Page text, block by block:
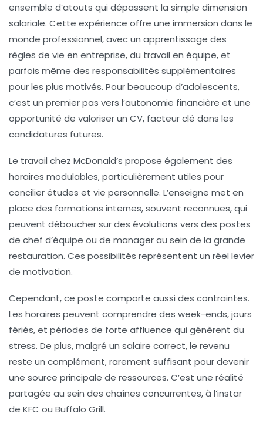
ensemble d’atouts qui dépassent la simple dimension
salariale. Cette expérience offre une immersion dans le
monde professionnel, avec un apprentissage des
règles de vie en entreprise, du travail en équipe, et
parfois même des responsabilités supplémentaires
pour les plus motivés. Pour beaucoup d’adolescents,
c’est un premier pas vers l’autonomie financière et une
opportunité de valoriser un CV, facteur clé dans les
candidatures futures.
Le travail chez McDonald’s propose également des
horaires modulables, particulièrement utiles pour
concilier études et vie personnelle. L’enseigne met en
place des formations internes, souvent reconnues, qui
peuvent déboucher sur des évolutions vers des postes
de chef d’équipe ou de manager au sein de la grande
restauration. Ces possibilités représentent un réel levier
de motivation.
Cependant, ce poste comporte aussi des contraintes.
Les horaires peuvent comprendre des week-ends, jours
fériés, et périodes de forte affluence qui génèrent du
stress. De plus, malgré un salaire correct, le revenu
reste un complément, rarement suffisant pour devenir
une source principale de ressources. C’est une réalité
partagée au sein des chaînes concurrentes, à l’instar
de KFC ou Buffalo Grill.